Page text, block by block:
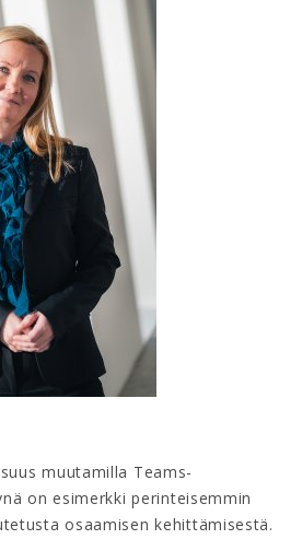
muutamilla Teams-
on esimerkki perinteisemmin
osaamisen kehittämisestä.